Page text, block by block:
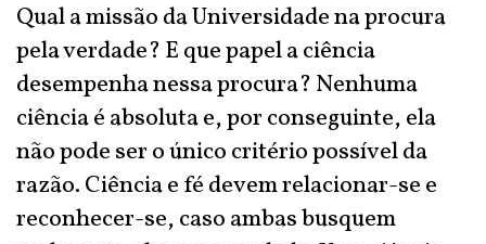
Qual a missão da Universidade na procura
pela verdade? E que papel a ciência
desempenha nessa procura? Nenhuma
ciência é absoluta e, por conseguinte, ela
não pode ser o único critério possível da
razão. Ciência e fé devem relacionar-se e
reconhecer-se, caso ambas busquem